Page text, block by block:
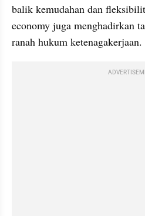
balik kemudahan dan
economy juga menghadirkan
ranah hukum ketenagakerjaan.